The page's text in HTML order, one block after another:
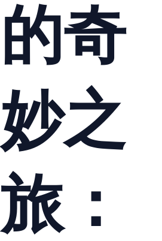
的奇
妙之
旅：